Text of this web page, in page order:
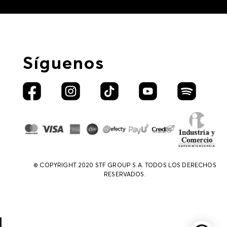
Síguenos
© COPYRIGHT 2020 STF GROUP S.A. TODOS LOS DERECHOS
RESERVADOS.